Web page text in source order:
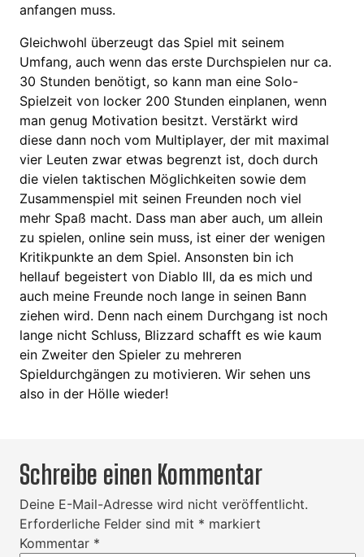
anfangen muss.
Gleichwohl überzeugt das Spiel mit seinem
Umfang, auch wenn das erste Durchspielen nur ca.
30 Stunden benötigt, so kann man eine Solo-
Spielzeit von locker 200 Stunden einplanen, wenn
man genug Motivation besitzt. Verstärkt wird
diese dann noch vom Multiplayer, der mit maximal
vier Leuten zwar etwas begrenzt ist, doch durch
die vielen taktischen Möglichkeiten sowie dem
Zusammenspiel mit seinen Freunden noch viel
mehr Spaß macht. Dass man aber auch, um allein
zu spielen, online sein muss, ist einer der wenigen
Kritikpunkte an dem Spiel. Ansonsten bin ich
hellauf begeistert von Diablo III, da es mich und
auch meine Freunde noch lange in seinen Bann
ziehen wird. Denn nach einem Durchgang ist noch
lange nicht Schluss, Blizzard schafft es wie kaum
ein Zweiter den Spieler zu mehreren
Spieldurchgängen zu motivieren. Wir sehen uns
also in der Hölle wieder!
Schreibe einen Kommentar
Deine E-Mail-Adresse wird nicht veröffentlicht.
Erforderliche Felder sind mit * markiert
Kommentar *